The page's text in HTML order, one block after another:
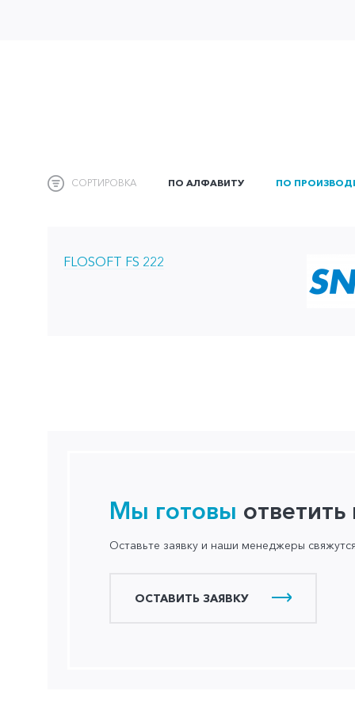
СОРТИРОВКА ПО АЛФАВИТУ ПО
FLOSOFT FS 222
Мы готовы
Оставьте заявку и наши менеджеры
ОСТАВИТЬ ЗАЯВКУ